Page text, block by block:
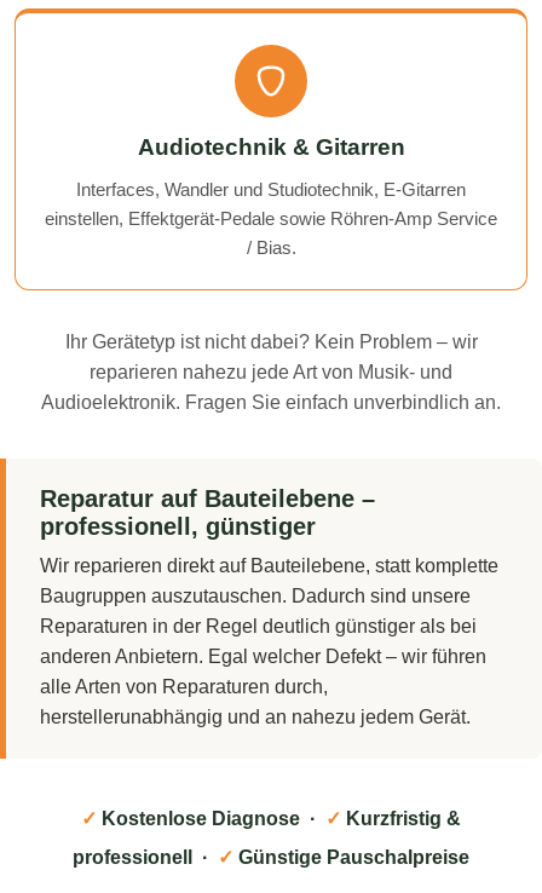
Audiotechnik & Gitarren
Interfaces, Wandler und Studiotechnik, E-Gitarren
einstellen, Effektgerät-Pedale sowie Röhren-Amp Service
/ Bias.
Ihr Gerätetyp ist nicht dabei? Kein Problem – wir
reparieren nahezu jede Art von Musik- und
Audioelektronik. Fragen Sie einfach unverbindlich an.
Reparatur auf Bauteilebene –
professionell, günstiger
Wir reparieren direkt auf Bauteilebene, statt komplette
Baugruppen auszutauschen. Dadurch sind unsere
Reparaturen in der Regel deutlich günstiger als bei
anderen Anbietern. Egal welcher Defekt – wir führen
alle Arten von Reparaturen durch,
herstellerunabhängig und an nahezu jedem Gerät.
✓ Kostenlose Diagnose · ✓ Kurzfristig &
professionell ·
✓ Günstige Pauschalpreise